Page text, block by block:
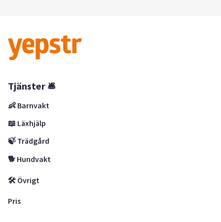
Tjänster 🛎
👶 Barnvakt
📖 Läxhjälp
🍃 Trädgård
🐕 Hundvakt
🛠 Övrigt
Pris